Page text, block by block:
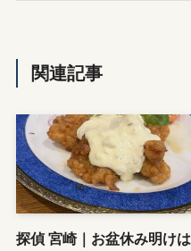
関連記事
探偵 宮崎｜お盆休み明けは